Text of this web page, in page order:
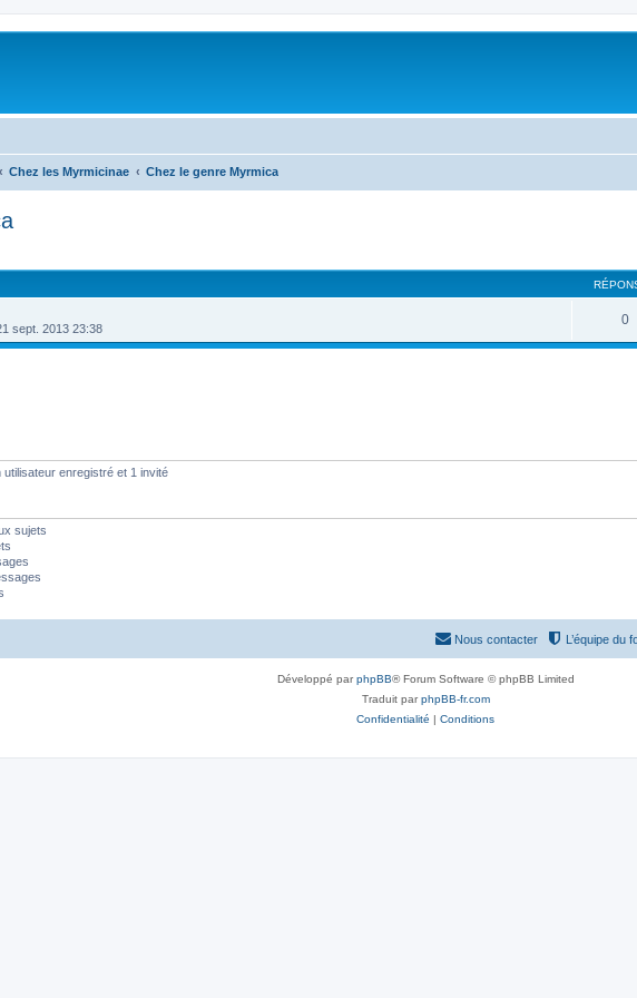
Chez les Myrmicinae Chez le genre Myrmica
sept. 2013 23:38
0
enregistré et 1 invité
sujets
L’équipe du
Nous contacter
Développé parphpBB® Forum Software © phpBB Limited
Traduit parphpBB-fr.com
Confidentialité | Conditions